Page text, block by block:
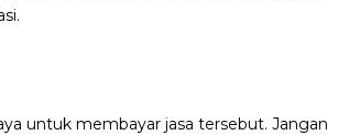
untuk membayar jasa tersebut. Jangan